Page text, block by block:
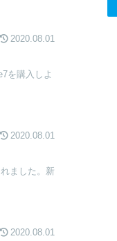
2020.08.01
を購入しよ
2020.08.01
ました。新
2020.08.01